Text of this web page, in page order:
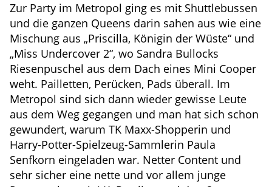
Zur Party im Metropol ging es mit Shuttlebussen
und die ganzen Queens darin sahen aus wie eine
Mischung aus „Priscilla, Königin der Wüste“ und
„Miss Undercover 2“, wo Sandra Bullocks
Riesenpuschel aus dem Dach eines Mini Cooper
weht. Pailletten, Perücken, Pads überall. Im
Metropol sind sich dann wieder gewisse Leute
aus dem Weg gegangen und man hat sich schon
gewundert, warum TK Maxx-Shopperin und
Harry-Potter-Spielzeug-Sammlerin Paula
Senfkorn eingeladen war. Netter Content und
sehr sicher eine nette und vor allem junge